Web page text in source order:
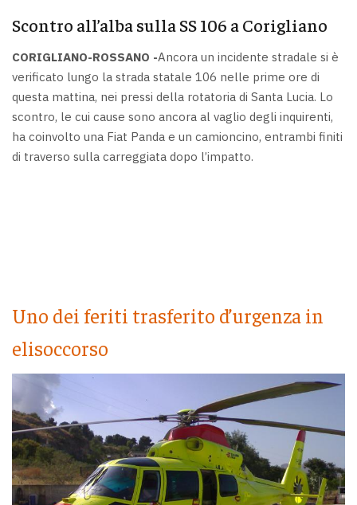
Scontro all’alba sulla SS 106 a Corigliano
CORIGLIANO-ROSSANO -Ancora un incidente stradale si è
verificato lungo la strada statale 106 nelle prime ore di
questa mattina, nei pressi della rotatoria di Santa Lucia. Lo
scontro, le cui cause sono ancora al vaglio degli inquirenti,
ha coinvolto una Fiat Panda e un camioncino, entrambi finiti
di traverso sulla carreggiata dopo l’impatto.
Uno dei feriti trasferito d’urgenza in
elisoccorso